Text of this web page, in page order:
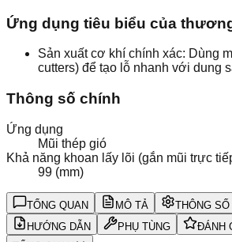
Ứng dụng tiêu biểu của
Sản xuất cơ khí chính xác: Dùng
cutters) để tạo lỗ nhanh với dung
Thông số chính
Ứng dụng
Mũi thép gió
Khả năng khoan lấy lõi (gắn mũi trực
99 (mm)
TỔNG QUAN MÔ TẢ THÔNG SỐ
HƯỚNG DẪN
PHỤ TÙNG ĐÁNH